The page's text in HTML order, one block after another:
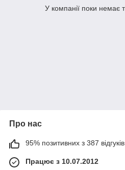
У компанії поки немає
Про нас
95% позитивних з 387 відгуків
Працює з 10.07.2012